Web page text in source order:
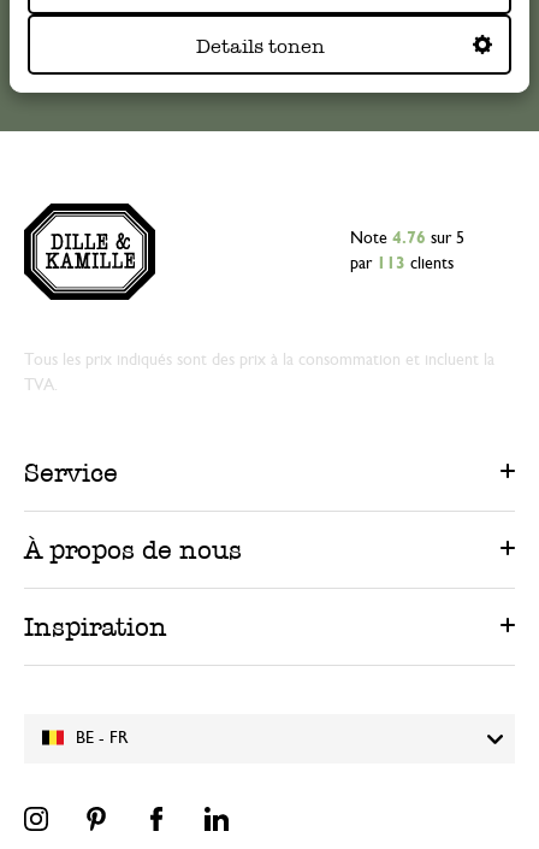
Details tonen
BE - FR
Note 4.76 sur 5
par
113 clients
Tous les prix indiqués sont des prix à la consommation et incluent la
TVA.
Service
À propos de nous
Inspiration